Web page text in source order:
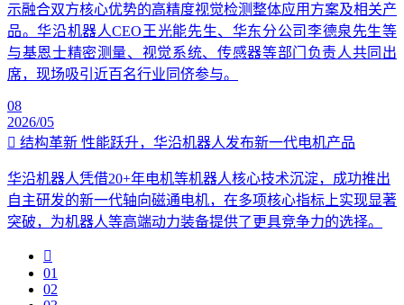
示融合双方核心优势的高精度视觉检测整体应用方案及相关产
品。华沿机器人CEO王光能先生、华东分公司李德泉先生等
与基恩士精密测量、视觉系统、传感器等部门负责人共同出
席，现场吸引近百名行业同侪参与。
08
2026/05
结构革新 性能跃升，华沿机器人发布新一代电机产品
华沿机器人凭借20+年电机等机器人核心技术沉淀，成功推出
自主研发的新一代轴向磁通电机，在多项核心指标上实现显著
突破，为机器人等高端动力装备提供了更具竞争力的选择。
01
02